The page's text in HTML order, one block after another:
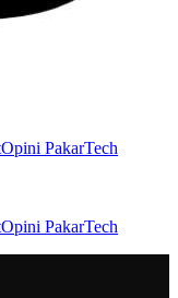
Opini PakarTech
Opini PakarTech